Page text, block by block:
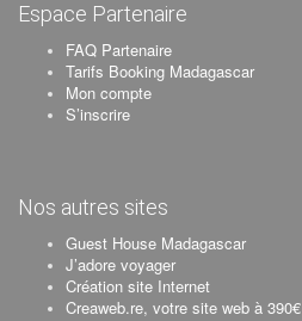
Espace Partenaire
FAQ Partenaire
Tarifs Booking Madagascar
Mon compte
S’inscrire
Nos autres sites
Guest House Madagascar
J’adore voyager
Création site Internet
Creaweb.re, votre site web à 390€